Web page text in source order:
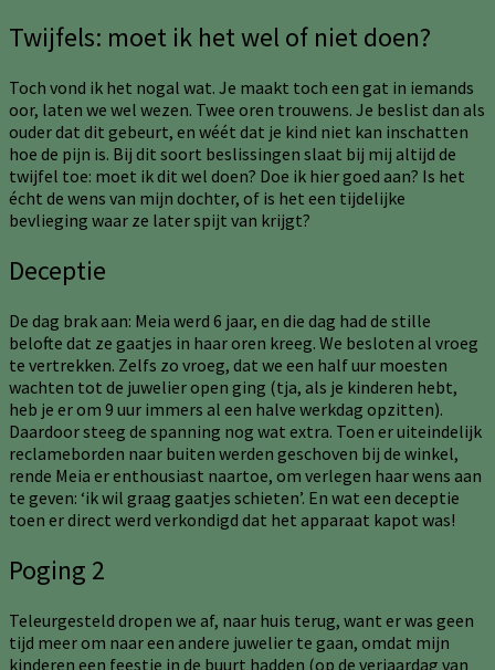
Twijfels: moet ik het wel of niet doen?
Toch vond ik het nogal wat. Je maakt toch een gat in iemands
oor, laten we wel wezen. Twee oren trouwens. Je beslist dan als
ouder dat dit gebeurt, en wéét dat je kind niet kan inschatten
hoe de pijn is. Bij dit soort beslissingen slaat bij mij altijd de
twijfel toe: moet ik dit wel doen? Doe ik hier goed aan? Is het
écht de wens van mijn dochter, of is het een tijdelijke
bevlieging waar ze later spijt van krijgt?
Deceptie
De dag brak aan: Meia werd 6 jaar, en die dag had de stille
belofte dat ze gaatjes in haar oren kreeg. We besloten al vroeg
te vertrekken. Zelfs zo vroeg, dat we een half uur moesten
wachten tot de juwelier open ging (tja, als je kinderen hebt,
heb je er om 9 uur immers al een halve werkdag opzitten).
Daardoor steeg de spanning nog wat extra. Toen er uiteindelijk
reclameborden naar buiten werden geschoven bij de winkel,
rende Meia er enthousiast naartoe, om verlegen haar wens aan
te geven: ‘ik wil graag gaatjes schieten’. En wat een deceptie
toen er direct werd verkondigd dat het apparaat kapot was!
Poging 2
Teleurgesteld dropen we af, naar huis terug, want er was geen
tijd meer om naar een andere juwelier te gaan, omdat mijn
kinderen een feestje in de buurt hadden (op de verjaardag van